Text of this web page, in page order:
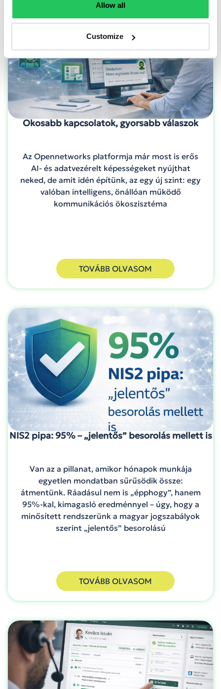
Allow all
Customize
Okosabb kapcsolatok, gyorsabb válaszok
Az Opennetworks platformja már most is erős
AI- és adatvezérelt képességeket nyújthat
neked, de amit idén építünk, az egy új szint: egy
valóban intelligens, önállóan működő
kommunikációs ökoszisztéma
TOVÁBB OLVASOM
NIS2 pipa: 95% – „jelentős” besorolás mellett is
Van az a pillanat, amikor hónapok munkája
egyetlen mondatban sűrűsödik össze:
átmentünk. Ráadásul nem is „épphogy”, hanem
95%-kal, kimagasló eredménnyel – úgy, hogy a
minősített rendszerünk a magyar jogszabályok
szerint „jelentős” besorolású
TOVÁBB OLVASOM